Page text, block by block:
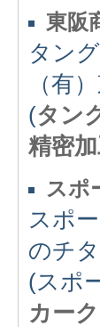
東阪
タン
（有
(タン
精密
スポ
スポ
のチ
(スポ
カー